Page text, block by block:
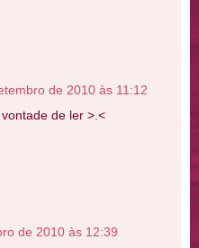
de 2010 às 11:12
de ler >.<
de 2010 às 12:39